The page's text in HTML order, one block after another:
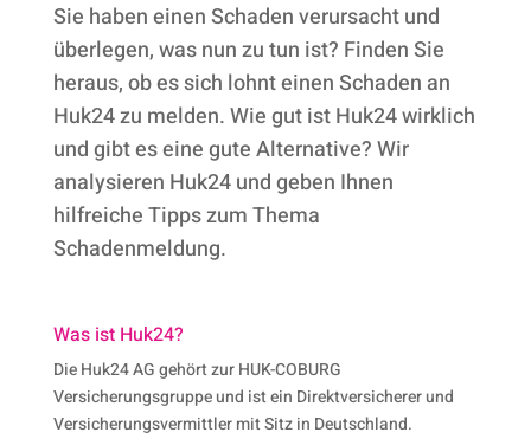
Sie haben einen Schaden verursacht und
überlegen, was nun zu tun ist? Finden Sie
heraus, ob es sich lohnt einen Schaden an
Huk24 zu melden. Wie gut ist Huk24 wirklich
und gibt es eine gute Alternative? Wir
analysieren Huk24 und geben Ihnen
hilfreiche Tipps zum Thema
Schadenmeldung.
Was ist Huk24?
Die Huk24 AG gehört zur HUK-COBURG
Versicherungsgruppe und ist ein Direktversicherer und
Versicherungsvermittler mit Sitz in Deutschland.